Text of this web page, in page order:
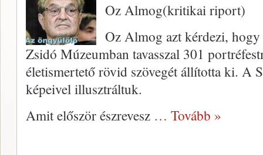
Oz Almog(kritikai riport)
Oz Almog azt kérdezi,
Zsidó Múzeum­ban tavasszal 301
életismertető rövid szövegét állította ki. A
képeivel illusztráltuk.
Amit először észrevesz … Tovább »